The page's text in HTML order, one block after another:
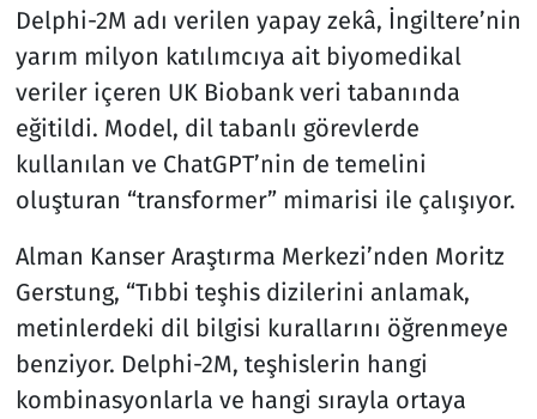
Delphi-2M adı verilen yapay zekâ, İngiltere’nin
yarım milyon katılımcıya ait biyomedikal
veriler içeren UK Biobank veri tabanında
eğitildi. Model, dil tabanlı görevlerde
kullanılan ve ChatGPT’nin de temelini
oluşturan “transformer” mimarisi ile çalışıyor.
Alman Kanser Araştırma Merkezi’nden Moritz
Gerstung, “Tıbbi teşhis dizilerini anlamak,
metinlerdeki dil bilgisi kurallarını öğrenmeye
benziyor. Delphi-2M, teşhislerin hangi
kombinasyonlarla ve hangi sırayla ortaya
Teknoloji ve Bilim
Televizyon